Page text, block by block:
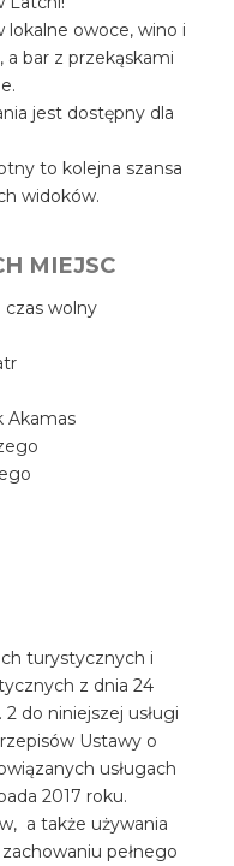
lokalne owoce, wino i
a bar z przekąskami
jest dostępny dla
to kolejna szansa
widoków.
MIEJSC
czas wolny
Akamas
turystycznych i
z dnia 24
do niniejszej usługi
Ustawy o
usługach
2017 roku.
a także używania
pełnego